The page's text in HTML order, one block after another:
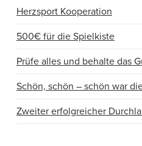
Herzsport Kooperation
500€ für die Spielkiste
Prüfe alles und behalte das
Schön, schön – schön war
Zweiter erfolgreicher